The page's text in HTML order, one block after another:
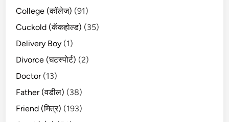
College (कॉलेज) (91)
Cuckold (कॅकहोल्ड) (35)
Delivery Boy (1)
Divorce (घटस्पोर्ट) (2)
Doctor(13)
Father (वडील) (38)
Friend (मित्र) (193)